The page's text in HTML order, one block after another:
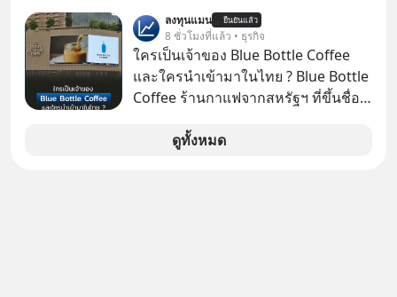
ลงทุนแมน ยืนยันแล้ว
8 ชั่วโมงที่แล้ว • ธุรกิจ
ใครเป็นเจ้าของ Blue Bottle Coffee
และใครนำเข้ามาในไทย ? Blue Bottle
Coffee ร้านกาแฟจากสหรัฐฯ ที่ขึ้นชื่อ
แรกในประเทศไทย ที่ Central Park
ดูทั้งหมด